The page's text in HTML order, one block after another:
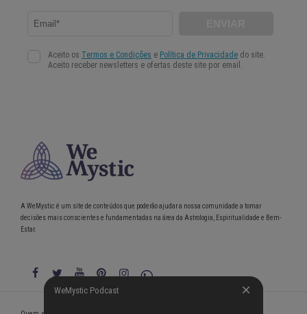
WeMystic Podcast
A WeMystic é um site de conteúdos que poderão ajudar a nossa comunidade a tomar
decisões mais conscientes e fundamentadas na área da Astrologia, Espiritualidade e Bem-
Estar.
WeMystic Podcast